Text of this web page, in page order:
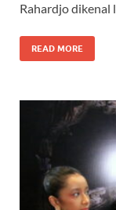
Rahardjo dikenal
READ MORE